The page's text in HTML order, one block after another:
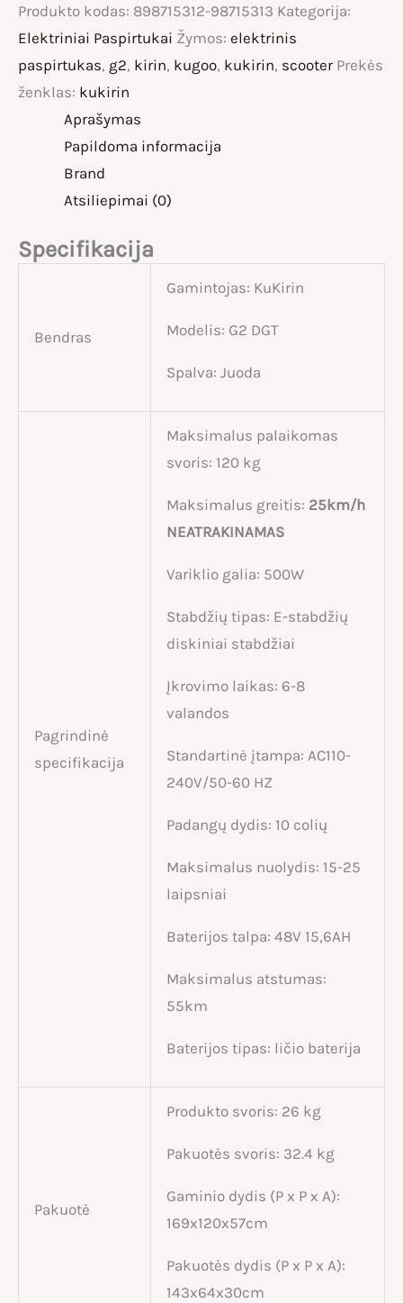
Produkto kodas: 898715312-98715313 Kategorija:
Elektriniai Paspirtukai Žymos: elektrinis
paspirtukas, g2, kirin, kugoo, kukirin, scooter Prekės
ženklas: kukirin
Aprašymas
Papildoma informacija
Brand
Atsiliepimai (0)
Specifikacija
Bendras
Gamintojas: KuKirin
Modelis: G2 DGT
Spalva: Juoda
Pagrindinė
specifikacija
Maksimalus palaikomas
svoris: 120 kg
Maksimalus greitis: 25km/h
NEATRAKINAMAS
Variklio galia: 500W
Stabdžių tipas: E-stabdžių
diskiniai stabdžiai
Įkrovimo laikas: 6-8
valandos
Standartinė įtampa: AC110-
240V/50-60 HZ
Padangų dydis: 10 colių
Maksimalus nuolydis: 15-25
laipsniai
Baterijos talpa: 48V 15,6AH
Maksimalus atstumas:
55km
Baterijos tipas: ličio baterija
Pakuotė
Produkto svoris: 26 kg
Pakuotės svoris: 32.4 kg
Gaminio dydis (P x P x A):
169x120x57cm
Pakuotės dydis (P x P x A):
143x64x30cm